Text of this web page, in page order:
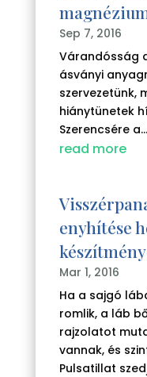
Sep 7, 2016
Várandósság
ásványi
szervezetünk,
hiánytünetek
Szerencsére a...
read more
enyhítése
Mar 1, 2016
Ha a sajgó
romlik, a láb
rajzolatot
vannak, és
Pulsatillat